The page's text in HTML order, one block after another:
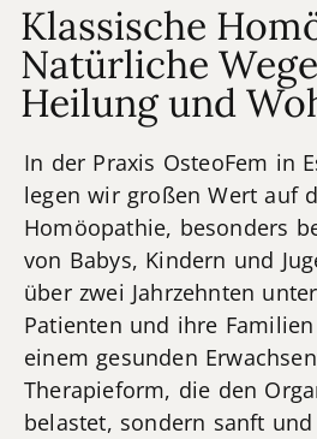
Klassische
Natürliche
Heilung und
In der Praxis OsteoFem in
legen wir großen Wert auf
Homöopathie, besonders
von Babys, Kindern und
über zwei Jahrzehnten
Patienten und ihre
einem gesunden
Therapieform, die den
belastet, sondern sanft